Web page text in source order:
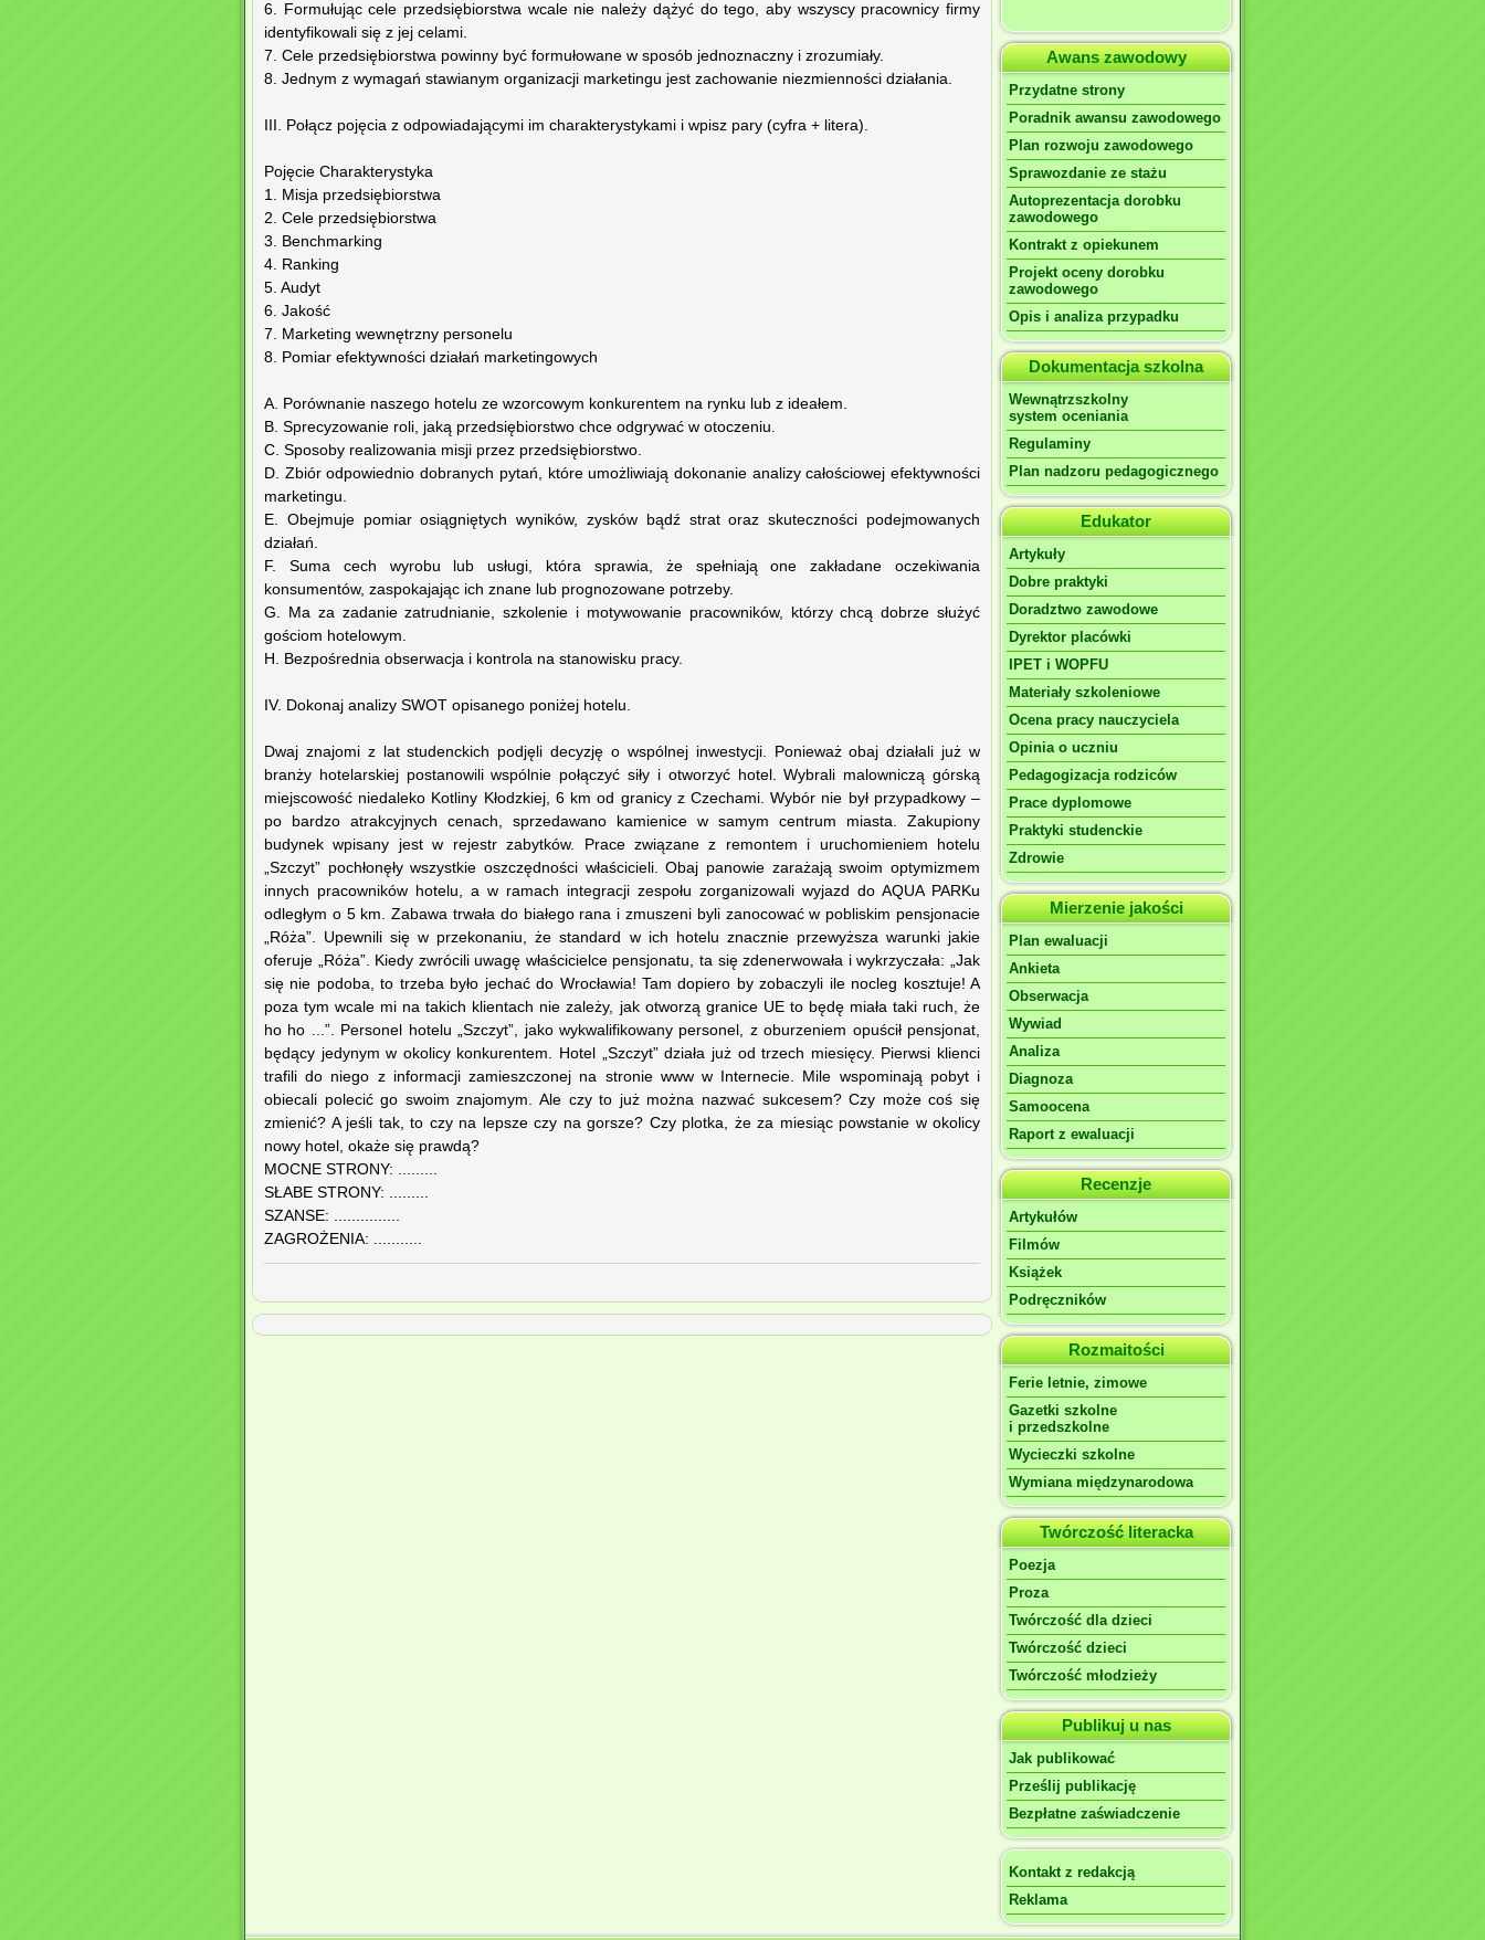
6. Formułując cele przedsiębiorstwa wcale nie należy dążyć do tego, aby wszyscy pracownicy firmy
identyfikowali się z jej celami.
7. Cele przedsiębiorstwa powinny być formułowane w sposób jednoznaczny i zrozumiały.
8. Jednym z wymagań stawianym organizacji marketingu jest zachowanie niezmienności działania.
III. Połącz pojęcia z odpowiadającymi im charakterystykami i wpisz pary (cyfra + litera).
Pojęcie Charakterystyka
1. Misja przedsiębiorstwa
2. Cele przedsiębiorstwa
3. Benchmarking
4. Ranking
5. Audyt
6. Jakość
7. Marketing wewnętrzny personelu
8. Pomiar efektywności działań marketingowych
A. Porównanie naszego hotelu ze wzorcowym konkurentem na rynku lub z ideałem.
B. Sprecyzowanie roli, jaką przedsiębiorstwo chce odgrywać w otoczeniu.
C. Sposoby realizowania misji przez przedsiębiorstwo.
D. Zbiór odpowiednio dobranych pytań, które umożliwiają dokonanie analizy całościowej efektywności
marketingu.
E. Obejmuje pomiar osiągniętych wyników, zysków bądź strat oraz skuteczności podejmowanych
działań.
F. Suma cech wyrobu lub usługi, która sprawia, że spełniają one zakładane oczekiwania
konsumentów, zaspokajając ich znane lub prognozowane potrzeby.
G. Ma za zadanie zatrudnianie, szkolenie i motywowanie pracowników, którzy chcą dobrze służyć
gościom hotelowym.
H. Bezpośrednia obserwacja i kontrola na stanowisku pracy.
IV. Dokonaj analizy SWOT opisanego poniżej hotelu.
Dwaj znajomi z lat studenckich podjęli decyzję o wspólnej inwestycji. Ponieważ obaj działali już w
branży hotelarskiej postanowili wspólnie połączyć siły i otworzyć hotel. Wybrali malowniczą górską
miejscowość niedaleko Kotliny Kłodzkiej, 6 km od granicy z Czechami. Wybór nie był przypadkowy –
po bardzo atrakcyjnych cenach, sprzedawano kamienice w samym centrum miasta. Zakupiony
budynek wpisany jest w rejestr zabytków. Prace związane z remontem i uruchomieniem hotelu
„Szczyt” pochłonęły wszystkie oszczędności właścicieli. Obaj panowie zarażają swoim optymizmem
innych pracowników hotelu, a w ramach integracji zespołu zorganizowali wyjazd do AQUA PARKu
odległym o 5 km. Zabawa trwała do białego rana i zmuszeni byli zanocować w pobliskim pensjonacie
„Róża”. Upewnili się w przekonaniu, że standard w ich hotelu znacznie przewyższa warunki jakie
oferuje „Róża”. Kiedy zwrócili uwagę właścicielce pensjonatu, ta się zdenerwowała i wykrzyczała: „Jak
się nie podoba, to trzeba było jechać do Wrocławia! Tam dopiero by zobaczyli ile nocleg kosztuje! A
poza tym wcale mi na takich klientach nie zależy, jak otworzą granice UE to będę miała taki ruch, że
ho ho ...”. Personel hotelu „Szczyt”, jako wykwalifikowany personel, z oburzeniem opuścił pensjonat,
będący jedynym w okolicy konkurentem. Hotel „Szczyt” działa już od trzech miesięcy. Pierwsi klienci
trafili do niego z informacji zamieszczonej na stronie www w Internecie. Mile wspominają pobyt i
obiecali polecić go swoim znajomym. Ale czy to już można nazwać sukcesem? Czy może coś się
zmienić? A jeśli tak, to czy na lepsze czy na gorsze? Czy plotka, że za miesiąc powstanie w okolicy
nowy hotel, okaże się prawdą?
MOCNE STRONY: .........
SŁABE STRONY: .........
SZANSE: ...............
ZAGROŻENIA: ...........
Awans zawodowy
Przydatne strony
Poradnik awansu zawodowego
Plan rozwoju zawodowego
Sprawozdanie ze stażu
Autoprezentacja dorobku
zawodowego
Kontrakt z opiekunem
Projekt oceny dorobku
zawodowego
Opis i analiza przypadku
Dokumentacja szkolna
Wewnątrzszkolny
system oceniania
Regulaminy
Plan nadzoru pedagogicznego
Edukator
Artykuły
Dobre praktyki
Doradztwo zawodowe
Dyrektor placówki
IPET i WOPFU
Materiały szkoleniowe
Ocena pracy nauczyciela
Opinia o uczniu
Pedagogizacja rodziców
Prace dyplomowe
Praktyki studenckie
Zdrowie
Mierzenie jakości
Plan ewaluacji
Ankieta
Obserwacja
Wywiad
Analiza
Diagnoza
Samoocena
Raport z ewaluacji
Recenzje
Artykułów
Filmów
Książek
Podręczników
Rozmaitości
Ferie letnie, zimowe
Gazetki szkolne
i przedszkolne
Wycieczki szkolne
Wymiana międzynarodowa
Twórczość literacka
Poezja
Proza
Twórczość dla dzieci
Twórczość dzieci
Twórczość młodzieży
Publikuj u nas
Jak publikować
Prześlij publikację
Bezpłatne zaświadczenie
Kontakt z redakcją
Reklama